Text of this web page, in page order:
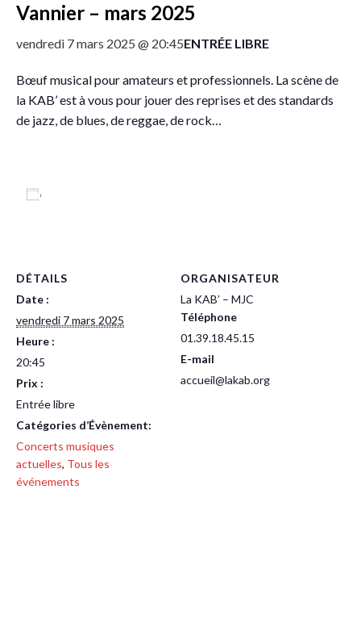
Vannier – mars 2025
vendredi 7 mars 2025 @ 20:45ENTRÉE LIBRE
Bœuf musical pour amateurs et professionnels. La scène de
la KAB’ est à vous pour jouer des reprises et des standards
de jazz, de blues, de reggae, de rock…
DÉTAILS
Date :
vendredi 7 mars 2025
Heure :
20:45
Prix :
Entrée libre
Catégories d’Évènement:
Concerts musiques
actuelles, Tous les
événements
ORGANISATEUR
La KAB’ – MJC
Téléphone
01.39.18.45.15
E-mail
accueil@lakab.org